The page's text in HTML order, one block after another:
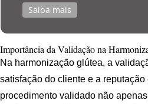
Saiba mais
Importância da Validação na
Na harmonização glútea, a
satisfação do cliente e a
procedimento validado não